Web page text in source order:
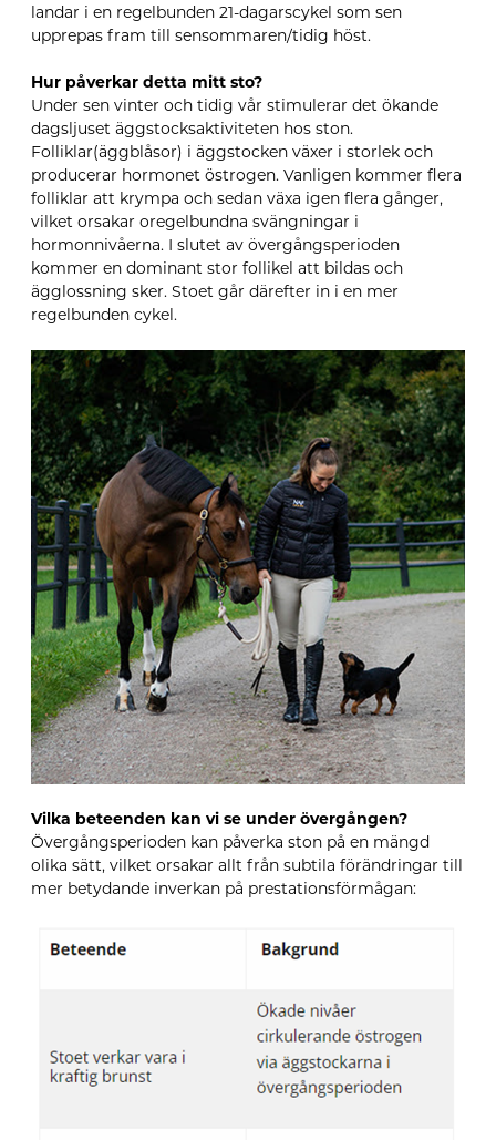
landar i en regelbunden 21-dagarscykel som sen
upprepas fram till sensommaren/tidig höst.
Hur påverkar detta mitt sto?
Under sen vinter och tidig vår stimulerar det ökande
dagsljuset äggstocksaktiviteten hos ston.
Folliklar(äggblåsor) i äggstocken växer i storlek och
producerar hormonet östrogen. Vanligen kommer flera
folliklar att krympa och sedan växa igen flera gånger,
vilket orsakar oregelbundna svängningar i
hormonnivåerna. I slutet av övergångsperioden
kommer en dominant stor follikel att bildas och
ägglossning sker. Stoet går därefter in i en mer
regelbunden cykel.
Vilka beteenden kan vi se under övergången?
Övergångsperioden kan påverka ston på en mängd
olika sätt, vilket orsakar allt från subtila förändringar till
mer betydande inverkan på prestationsförmågan: